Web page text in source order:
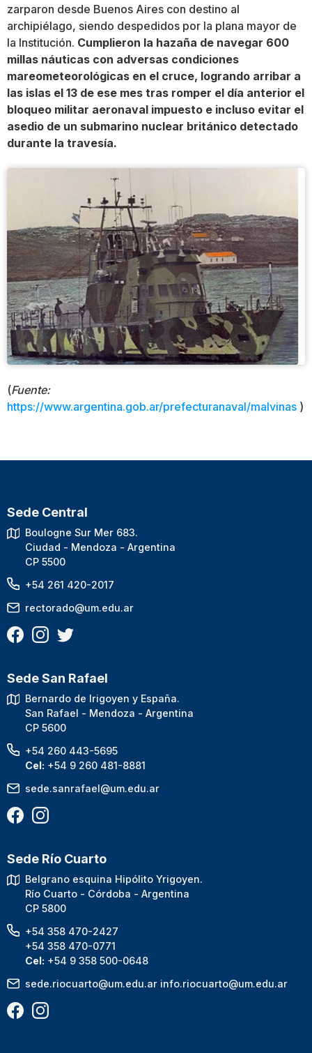
zarparon desde Buenos Aires con destino al
archipiélago, siendo despedidos por la plana mayor de
la Institución. Cumplieron la hazaña de navegar 600
millas náuticas con adversas condiciones
mareometeorológicas en el cruce, logrando arribar a
las islas el 13 de ese mes tras romper el día anterior el
bloqueo militar aeronaval impuesto e incluso evitar el
asedio de un submarino nuclear británico detectado
durante la travesía.
(Fuente:
https://www.argentina.gob.ar/prefecturanaval/malvinas )
Sede Central
Boulogne Sur Mer 683.
Ciudad - Mendoza - Argentina
CP 5500
+54 261 420-2017
rectorado@um.edu.ar
Sede San Rafael
Bernardo de Irigoyen y España.
San Rafael - Mendoza - Argentina
CP 5600
+54 260 443-5695
Cel: +54 9 260 481-8881
sede.sanrafael@um.edu.ar
Sede Río Cuarto
Belgrano esquina Hipólito Yrigoyen.
Río Cuarto - Córdoba - Argentina
CP 5800
+54 358 470-2427
+54 358 470-0771
Cel: +54 9 358 500-0648
sede.riocuarto@um.edu.ar info.riocuarto@um.edu.ar